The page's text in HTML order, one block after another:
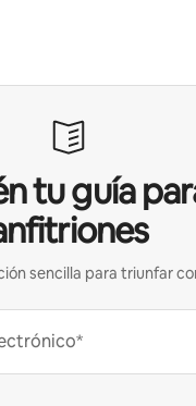
tu guía
sencilla para triunfar